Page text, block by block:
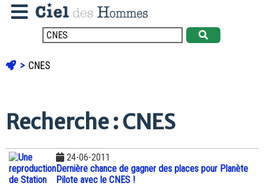
CNES
Recherche : CNES
24-06-2011
Dernière chance de gagner des places pour Planète
Pilote avec le CNES !